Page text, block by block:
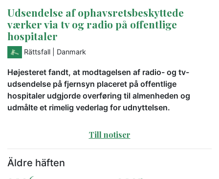
Udsendelse af ophavsretsbeskyttede
værker via tv og radio på offentlige
hospitaler
Rättsfall | Danmark
Højesteret fandt, at modtagelsen af radio- og tv-
udsendelse på fjernsyn placeret på offentlige
hospitaler udgjorde overføring til almenheden og
udmålte et rimelig vederlag for udnyttelsen.
Till notiser
Äldre häften